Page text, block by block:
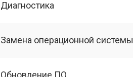
Диагностика
Замена операционной системы
Обновление ПО